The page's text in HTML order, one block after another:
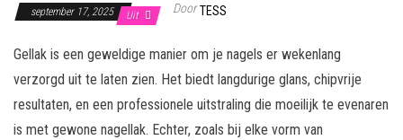
september 17, 2025 Uit Door TESS
Gellak is een geweldige manier om je nagels er wekenlang
verzorgd uit te laten zien. Het biedt langdurige glans, chipvrije
resultaten, en een professionele uitstraling die moeilijk te evenaren
is met gewone nagellak. Echter, zoals bij elke vorm van